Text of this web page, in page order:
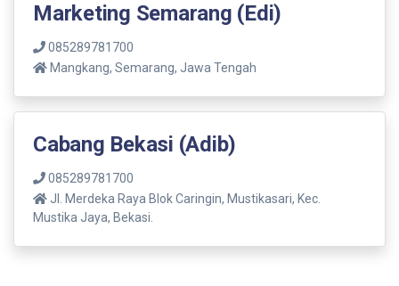
Marketing Semarang (Edi)
085289781700
Mangkang, Semarang, Jawa Tengah
Cabang Bekasi (Adib)
085289781700
Jl. Merdeka Raya Blok Caringin, Mustikasari, Kec.
Mustika Jaya, Bekasi.